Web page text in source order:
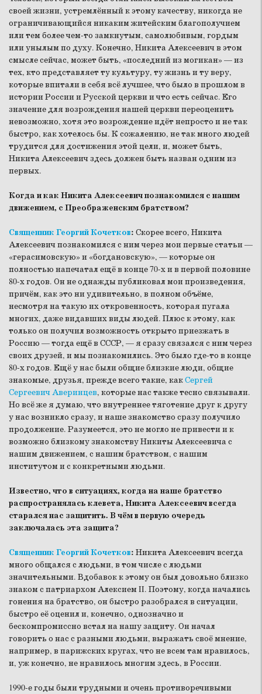
своей жизни, устремлённый к этому качеству, никогда не
ограничивающийся никаким житейским благополучием
или тем более чем-то замкнутым, самолюбивым, гордым
или унылым по духу. Конечно, Никита Алексеевич в этом
смысле сейчас, может быть, «последний из могикан» — из
тех, кто представляет ту культуру, ту жизнь и ту веру,
которые впитали в себя всё лучшее, что было в прошлом в
истории России и Русской церкви и что есть сейчас. Его
значение для возрождения нашей церкви переоценить
невозможно, хотя это возрождение идёт непросто и не так
быстро, как хотелось бы. К сожалению, не так много людей
трудится для достижения этой цели, и, может быть,
Никита Алексеевич здесь должен быть назван одним из
первых.
Когда и как Никита Алексеевич познакомился с нашим
движением, с Преображенским братством?
Священник Георгий Кочетков: Скорее всего, Никита
Алексеевич познакомился с ним через мои первые статьи —
«герасимовскую» и «богдановскую», — которые он
полностью напечатал ещё в конце 70-х и в первой половине
80-х годов. Он не однажды публиковал мои произведения,
причём, как это ни удивительно, в полном объёме,
несмотря на такую их откровенность, которая пугала
многих, даже видавших виды людей. Плюс к этому, как
только он получил возможность открыто приезжать в
Россию — тогда ещё в СССР, — я сразу связался с ним через
своих друзей, и мы познакомились. Это было где-то в конце
80-х годов. Ещё у нас были общие близкие люди, общие
знакомые, друзья, прежде всего такие, какСергей
Сергеевич Аверинцев, которые нас также тесно связывали.
Но всё же я думаю, что внутреннее тяготение друг к другу
у нас возникло сразу, и наше знакомство сразу получило
продолжение. Разумеется, это не могло не привести и к
возможно близкому знакомству Никиты Алексеевича с
нашим движением, с нашим братством, с нашим
институтом и с конкретными людьми.
Известно, что в ситуациях, когда на наше братство
распространялась клевета, Никита Алексеевич всегда
старался нас защитить. В чём в первую очередь
заключалась эта защита?
Священник Георгий Кочетков: Никита Алексеевич всегда
много общался с людьми, в том числе с людьми
значительными. Вдобавок к этому он был довольно близко
знаком с патриархом Алексием II. Поэтому, когда начались
гонения на братство, он быстро разобрался в ситуации,
быстро её оценил и, конечно, однозначно и
бескомпромиссно встал на нашу защиту. Он начал
говорить о нас с разными людьми, выражать своё мнение,
например, в парижских кругах, что не всем там нравилось,
и, уж конечно, не нравилось многим здесь, в России.
1990-е годы были трудными и очень противоречивыми